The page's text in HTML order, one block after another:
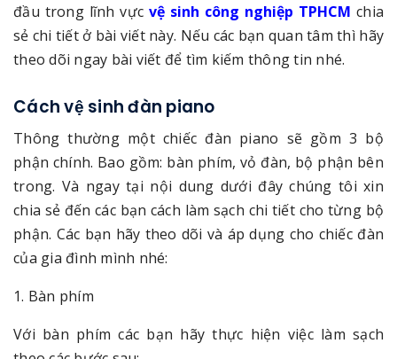
đầu trong lĩnh vực vệ sinh công nghiệp TPHCM chia
sẻ chi tiết ở bài viết này. Nếu các bạn quan tâm thì hãy
theo dõi ngay bài viết để tìm kiếm thông tin nhé.
Cách vệ sinh đàn piano
Thông thường một chiếc đàn piano sẽ gồm 3 bộ
phận chính. Bao gồm: bàn phím, vỏ đàn, bộ phận bên
trong. Và ngay tại nội dung dưới đây chúng tôi xin
chia sẻ đến các bạn cách làm sạch chi tiết cho từng bộ
phận. Các bạn hãy theo dõi và áp dụng cho chiếc đàn
của gia đình mình nhé:
1. Bàn phím
Với bàn phím các bạn hãy thực hiện việc làm sạch